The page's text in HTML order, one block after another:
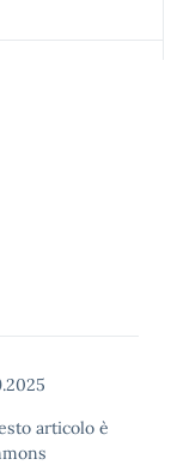
articolo è